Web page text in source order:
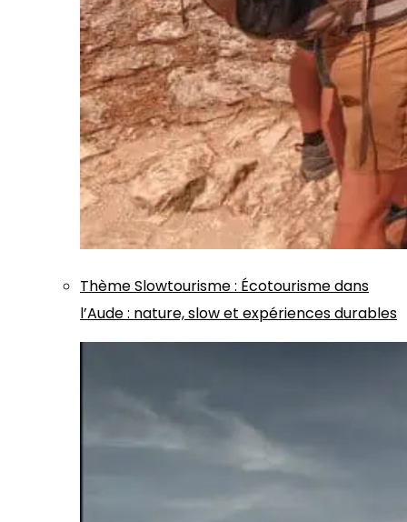
ThèmeSlowtourisme: Écotourisme dans
l’Aude : nature, slow et expériences durables